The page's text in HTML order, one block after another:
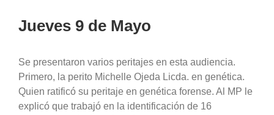
Jueves 9 de Mayo
Se presentaron varios peritajes en esta audiencia.
Primero, la perito Michelle Ojeda Licda. en genética.
Quien ratificó su peritaje en genética forense. Al MP le
explicó que trabajó en la identificación de 16